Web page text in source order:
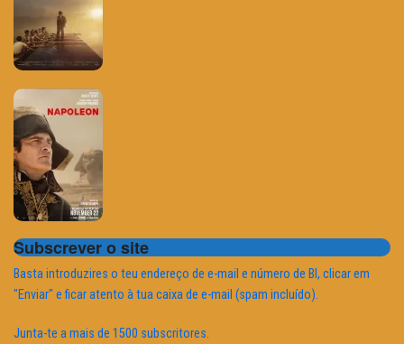
Subscrever o site
Basta introduzires o teu endereço de e-mail e número de BI, clicar em
"Enviar" e ficar atento à tua caixa de e-mail (spam incluído).
Junta-te a mais de 1500 subscritores.